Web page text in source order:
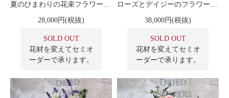
夏のひまわりの花束フラワーブーケ＜高級造花＞
28,000円(税抜)
SOLD OUT
花材を変えてセミオ
ーダーで承ります。
ローズとデイジーのフラワーブーケ
38,000円(税抜)
SOLD OUT
花材を変えてセミオ
ーダーで承ります。